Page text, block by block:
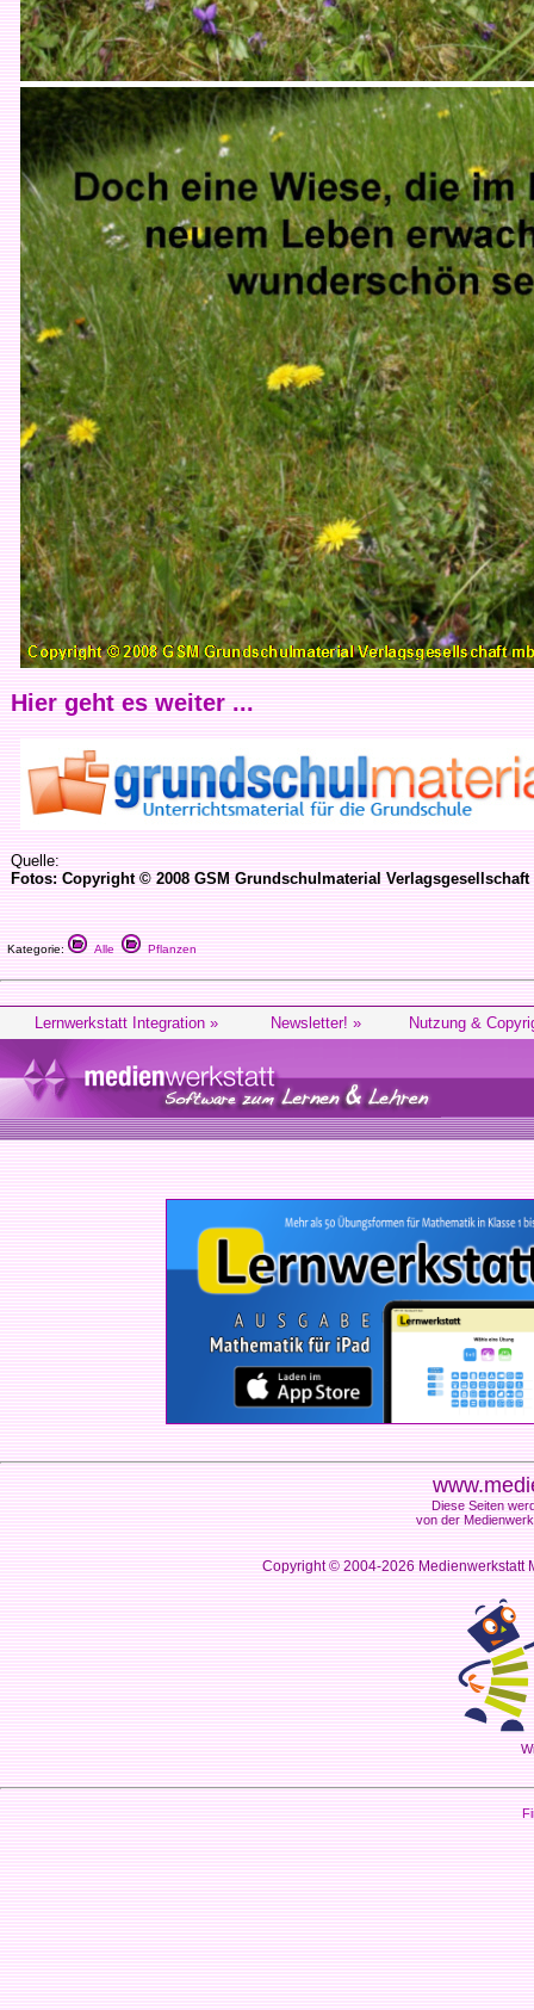
Hier geht es weiter ...
Quelle:
Fotos: Copyright © 2008 GSM Grundschulmaterial
Kategorie: Alle Pflanzen
Lernwerkstatt Integration » Newsletter! » Nutzung &
Diese Seiten
von der
Copyright © 2004-2026Medienwerkstatt